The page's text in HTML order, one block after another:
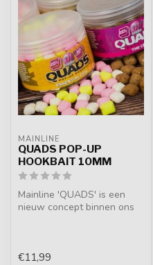
MAINLINE
QUADS POP-UP
HOOKBAIT 10MM
Mainline 'QUADS' is een
nieuw concept binnen ons
€11,99